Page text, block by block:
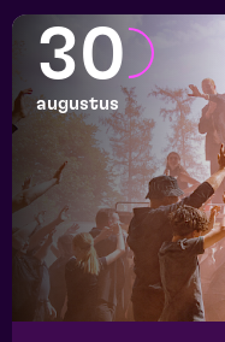
30
augustus